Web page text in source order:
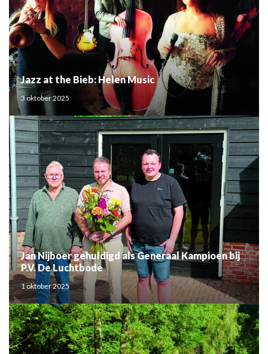
Jazz at the Bieb: Helen Music
3 oktober 2025
Jan Nijboer gehuldigd als Generaal Kampioen bij
P.V. De Luchtbode
1 oktober 2025